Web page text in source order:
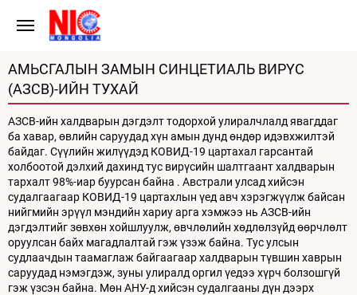
АМЬСГАЛЫН ЗАМЫН СИНЦЕТИАЛЬ ВИРҮС
(АЗСВ)-ИЙН ТУХАЙ
АЗСВ-ийн халдварын дэгдэлт тодорхой улиралчлалд явагддаг
ба хавар, өвлийн саруудад хүн амын дунд өндөр идэвхжилтэй
байдаг. Сүүлийн жилүүдэд КОВИД-19 цартахал гарсантай
холбоотой дэлхий дахинд тус вирүсийн шалтгаант халдварын
тархалт 98%-иар буурсан байна . Австрали улсад хийсэн
судалгаагаар КОВИД-19 цартахлын үед авч хэрэгжүүлж байсан
нийгмийн эрүүл мэндийн хариу арга хэмжээ нь АЗСВ-ийн
дэгдэлтийг зөвхөн хойшлуулж, өвчлөлийн хөдлөлзүйд өөрчлөлт
оруулсан байх магадлалтай гэж үзэж байна. Тус улсын
судлаачдын таамаглаж байгаагаар халдварын түвшин хаврын
саруудад нэмэгдэж, зуны улиралд оргил үедээ хүрч болзошгүй
гэж үзсэн байна. Мөн АНУ-д хийсэн судалгааны дүн дээрх